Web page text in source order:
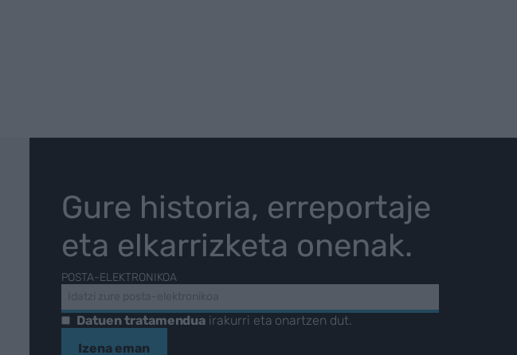
Gure historia, erreportaje
eta elkarrizketa onenak.
POSTA-ELEKTRONIKOA
Datuen tratamendua irakurri eta onartzen dut.
Izena eman